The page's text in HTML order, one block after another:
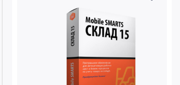
персональных
Вы сможете
заказов и получать